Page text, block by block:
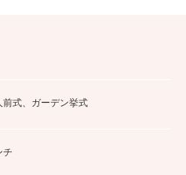
前式、ガーデン挙式
チ